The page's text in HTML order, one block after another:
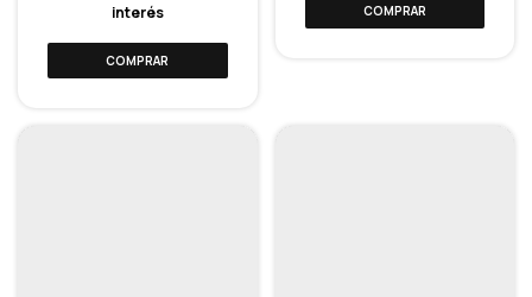
interés